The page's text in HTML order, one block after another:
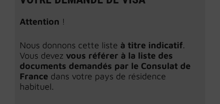
Attention !
Nous donnons cette liste à titre indicatif.
Vous devez vous référer à la liste des
documents demandés par le Consulat de
France dans votre pays de résidence
habituel.